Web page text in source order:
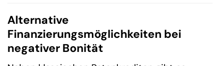
Alternative
Finanzierungsmöglichkeiten bei
negativer Bonität